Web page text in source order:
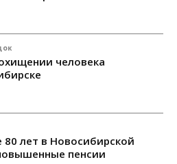
человека
лет в Новосибирской
пенсии